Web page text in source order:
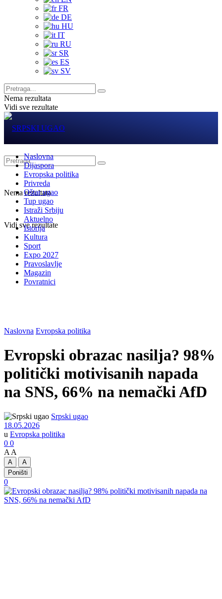
FR
DE
HU
IT
RU
SR
ES
SV
Nema rezultata
Vidi sve rezultate
Nema rezultata
Vidi sve rezultate
Naslovna
Dijaspora
Evropska politika
Privreda
Oštar ugao
Tup ugao
Istraži Srbiju
Aktuelno
Istorija
Kultura
Sport
Expo 2027
Pravoslavlje
Magazin
Povratnici
Naslovna Evropska politika
Evropski obrazac nasilja? 98%
politički motivisanih napada
na SNS, 66% na nemački AfD
Srpski ugao
18.05.2026
u Evropska politika
0 0
A A
A
A
Poništi
0